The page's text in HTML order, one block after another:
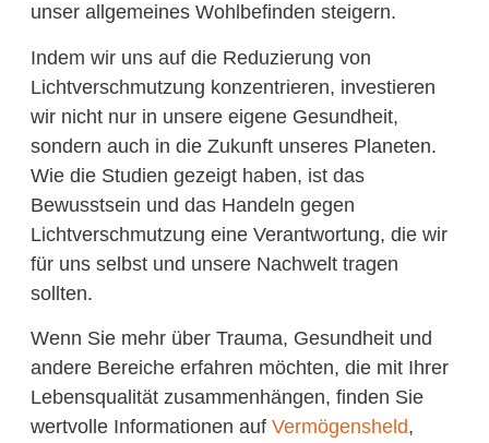
unser allgemeines Wohlbefinden steigern.
Indem wir uns auf die Reduzierung von
Lichtverschmutzung konzentrieren, investieren
wir nicht nur in unsere eigene Gesundheit,
sondern auch in die Zukunft unseres Planeten.
Wie die Studien gezeigt haben, ist das
Bewusstsein und das Handeln gegen
Lichtverschmutzung eine Verantwortung, die wir
für uns selbst und unsere Nachwelt tragen
sollten.
Wenn Sie mehr über Trauma, Gesundheit und
andere Bereiche erfahren möchten, die mit Ihrer
Lebensqualität zusammenhängen, finden Sie
wertvolle Informationen auf Vermögensheld,